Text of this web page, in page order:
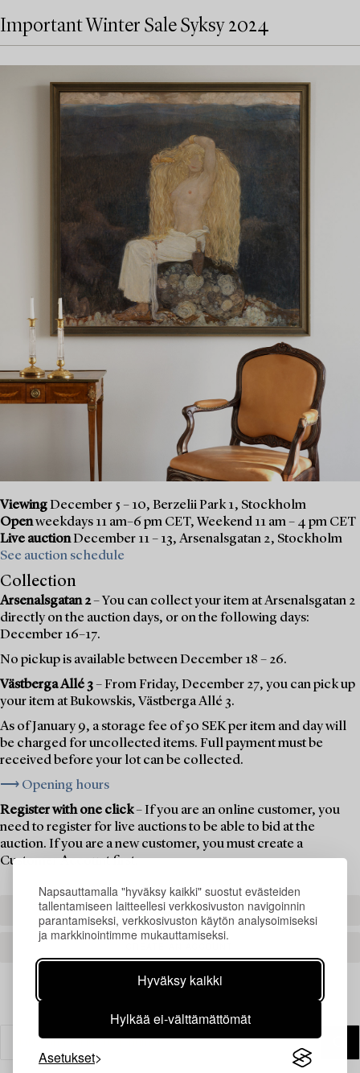
Napsauttamalla "hyväksy kaikki" suostut evästeiden
tallentamiseen laitteellesi verkkosivuston navigoinnin
parantamiseksi, verkkosivuston käytön analysoimiseksi
ja markkinointimme mukauttamiseksi.
Hyväksy kaikki
Hylkää ei-välttämättömät
Asetukset
Important Winter Sale Syksy 2024
ViewingDecember 5 – 10, Berzelii Park 1, Stockholm
Openweekdays 11 am–6 pm CET, Weekend 11 am – 4 pm CET
Live auctionDecember 11 – 13, Arsenalsgatan 2, Stockholm
See auction schedule
Collection
Arsenalsgatan 2– You can collect your item at Arsenalsgatan 2
directly on the auction days, or on the following days:
December 16–17.
No pickup is available between December 18 – 26.
Västberga Allé 3– From Friday, December 27, you can pick up
your item at Bukowskis, Västberga Allé 3.
As of January 9, a storage fee of 50 SEK per item and day will
be charged for uncollected items. Full payment must be
received before your lot can be collected.
⟶ Opening hours
Register with one click– If you are an online customer, you
need to register for live auctions to be able to bid at the
auction. If you are a new customer, you must create a
Customer Account first.
REGISTER TO BID